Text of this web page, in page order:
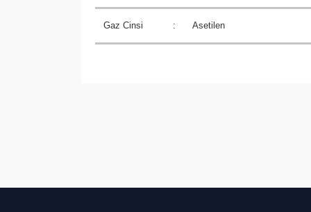
Gaz Cinsi : Asetilen